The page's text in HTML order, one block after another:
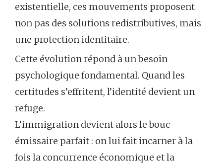
existentielle, ces mouvements proposent
non pas des solutions redistributives, mais
une protection identitaire.
Cette évolution répond à un besoin
psychologique fondamental. Quand les
certitudes s’effritent, l’identité devient un
refuge.
L’immigration devient alors le bouc-
émissaire parfait : on lui fait incarner à la
fois la concurrence économique et la